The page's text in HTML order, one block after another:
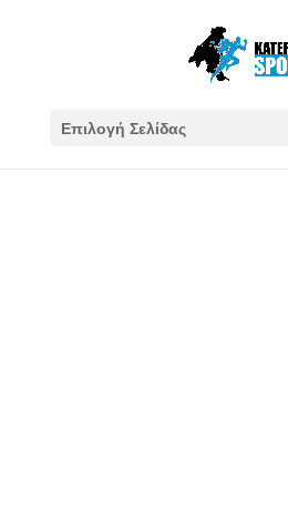
Επιλογή Σελίδας